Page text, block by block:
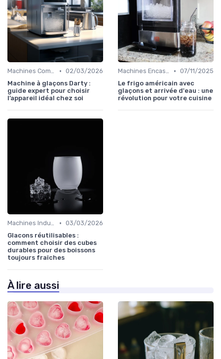
Machines Commerciales • 02/03/2026
Machine à glaçons Darty :
guide expert pour choisir
l’appareil idéal chez soi
Machines Encastrables • 07/11/2025
Le frigo américain avec
glaçons et arrivée d'eau : une
révolution pour votre cuisine
Machines Industrielles • 03/03/2026
Glacons réutilisables :
comment choisir des cubes
durables pour des boissons
toujours fraîches
À lire aussi